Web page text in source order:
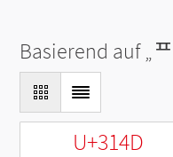
Basierend auf „ᄑ
U+314D